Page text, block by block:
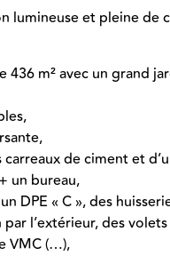
lumineuse et pleine de
m² avec un grand
de ciment et
un bureau,
DPE « C », des
l’extérieur, des
VMC (…),